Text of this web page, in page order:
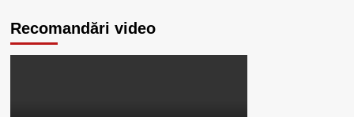
Recomandări video